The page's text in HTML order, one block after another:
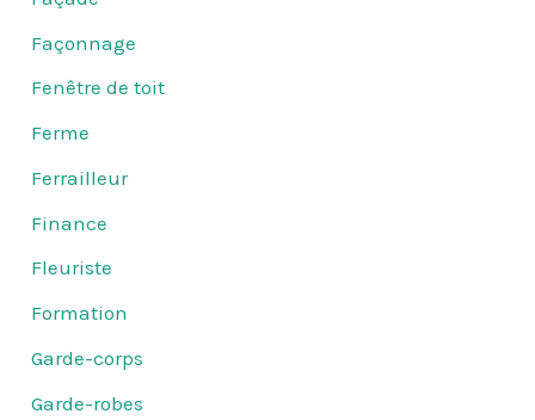
Façonnage
Fenêtre de toit
Ferme
Ferrailleur
Finance
Fleuriste
Formation
Garde-corps
Garde-robes